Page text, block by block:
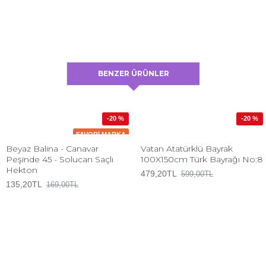
BENZER ÜRÜNLER
FAVORI MARKA
-20 %
Beyaz Balina - Canavar
Peşinde 45 - Solucan Saçlı
Hekton
135,20TL 169,00TL
-20 %
Vatan Atatürklü Bayrak
100X150cm Türk Bayrağı No:8
479,20TL 599,00TL